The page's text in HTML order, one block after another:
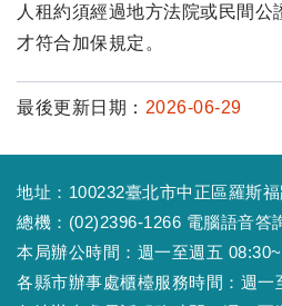
人租約須經過地方法院或民間公
才符合加保規定。
最後更新日期： 2026-06-29
地址：100232臺北市中正區羅斯福
總機：(02)2396-1266 電腦語音答
本局辦公時間：週一至週五
各縣市辦事處櫃檯服務時間：週一